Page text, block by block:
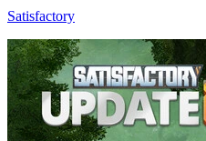
Satisfactory